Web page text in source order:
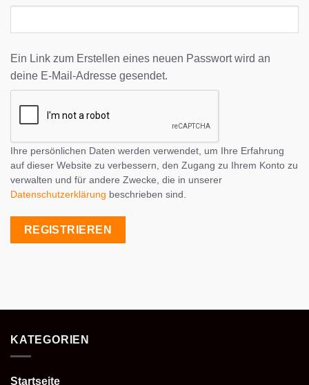
Ein Link zum Erstellen eines neuen Passwort wird an
deine E-Mail-Adresse gesendet.
Ihre persönlichen Daten werden verwendet, um Ihre Erfahrung
auf dieser Website zu verbessern, den Zugang zu Ihrem Konto zu
verwalten und für andere Zwecke, die in unserer
Datenschutzerklärung beschrieben sind.
REGISTRIEREN
KATEGORIEN
Startseite